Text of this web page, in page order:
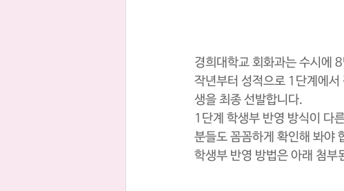
경희대학교 회화과는 수시에
작년부터 성적으로 1단계에
생을 최종 선발합니다.
1단계 학생부 반영 방식이 다
분들도 꼼꼼하게 확인해 봐야
학생부 반영 방법은 아래 첨부